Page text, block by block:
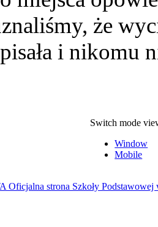
że
i nikomu
Switch mode
Window
Mobile
Oficjalna strona Szkoły